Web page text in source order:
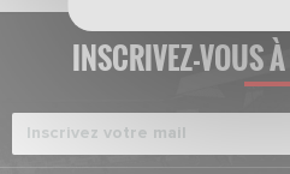
INSCRIVEZ-VOUS À